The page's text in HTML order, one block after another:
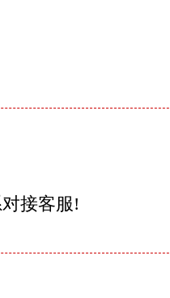
接客服!